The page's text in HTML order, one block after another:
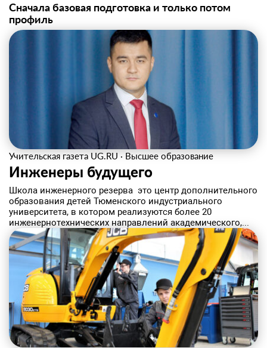
Сначала базовая подготовка и только потом
профиль
Учительская газета UG.RU · Высшее образование
Инженеры будущего
Школа инженерного резерва ­ это центр дополнительного
образования детей Тюменского индустриального
университета, в котором реализуются более 20
инженерно­технических направлений академического,...